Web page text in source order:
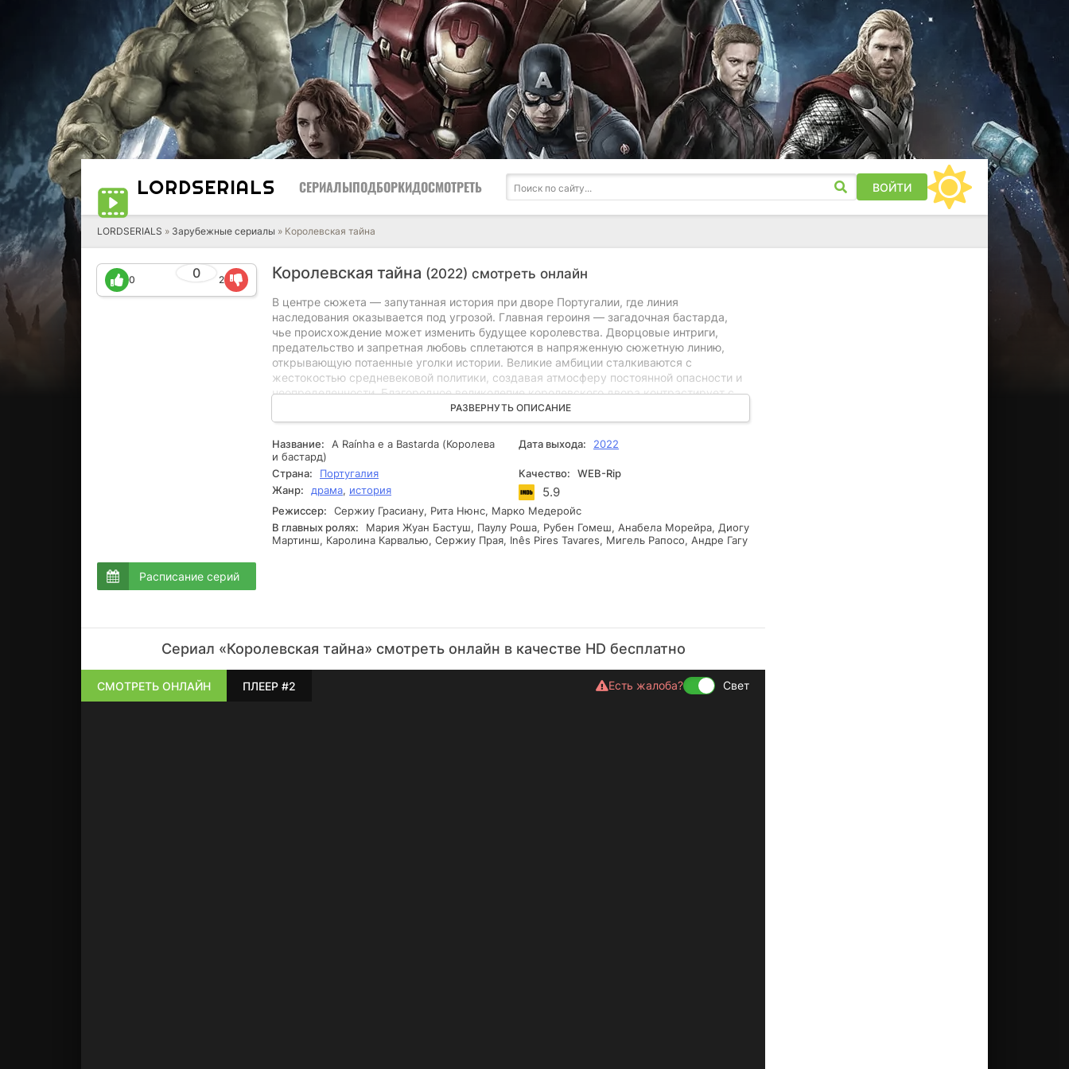
LORDSERIALS СЕРИАЛЫПОДБОРКИДОСМОТРЕТЬ ВОЙТИ
LORDSERIALS » Зарубежные сериалы » Королевская тайна
Королевская тайна (2022) смотреть онлайн
0
0 2
Расписание серий
В центре сюжета — запутанная история при дворе Португалии, где линия
наследования оказывается под угрозой. Главная героиня — загадочная бастарда,
чье происхождение может изменить будущее королевства. Дворцовые интриги,
предательство и запретная любовь сплетаются в напряженную сюжетную линию,
открывающую потаенные уголки истории. Великие амбиции сталкиваются с
жестокостью средневековой политики, создавая атмосферу постоянной опасности и
неопределенности. Благородное великолепие королевского двора контрастирует с
мрачными тайнами, где ни один персонаж не может быть до конца доверенным, и за
каждым поворотом сюжета скрывается новый секрет. Зрителю предстоит следить за
хитросплетениями судеб и раскрываться вместе с героями.
РАЗВЕРНУТЬ ОПИСАНИЕ
Название:
A Raínha e a Bastarda (Королева
и бастард)
Дата выхода: 2022
Страна: Португалия Качество:
WEB-Rip
Жанр:
драма, история 5.9
Режиссер:
Сержиу Грасиану, Рита Нюнс, Марко Медеройс
В главных ролях:
Мария Жуан Бастуш, Паулу Роша, Рубен Гомеш, Анабела Морейра, Диогу
Мартинш, Каролина Карвалью, Сержиу Прая, Inês Pires Tavares, Мигель Рапосо, Андре Гагу
Сериал «Королевская тайна» смотреть онлайн в качестве HD бесплатно
СМОТРЕТЬ ОНЛАЙН ПЛЕЕР #2 Есть жалоба? Свет